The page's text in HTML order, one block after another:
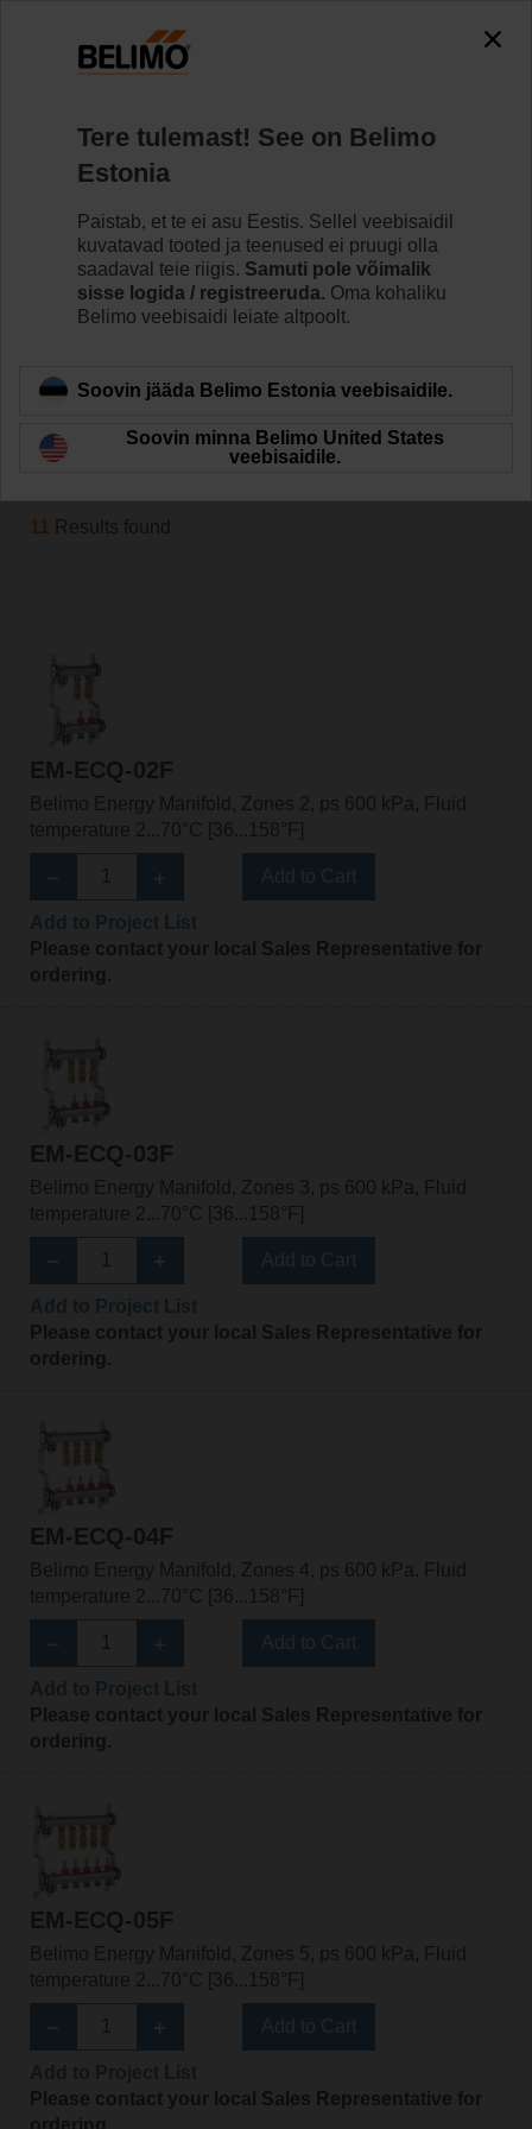
Energiakollektor
Belimo energiakollektor võimaldab usaldusväärset
Üksikute tsoonide juhtimiseks kasutatakse tõestatud
Belimo kuulventiiltehnoloogiat. Nende ventiilide
motoriseerimiseks on saadaval kogu CQ-seeria
ajamivalik, mis võimaldab erinevaid juhtimistüüpe.
Filter by
11 Results found
EM-ECQ-02F
Belimo Energy Manifold, Zones 2, ps 600 kPa, Fluid
temperature 2...70°C [36...158°F]
Please contact your local Sales Representative for
ordering.
EM-ECQ-03F
Belimo Energy Manifold, Zones 3, ps 600 kPa, Fluid
temperature 2...70°C [36...158°F]
Please contact your local Sales Representative for
ordering.
EM-ECQ-04F
Belimo Energy Manifold, Zones 4, ps 600 kPa, Fluid
temperature 2...70°C [36...158°F]
Please contact your local Sales Representative for
ordering.
EM-ECQ-05F
Belimo Energy Manifold, Zones 5, ps 600 kPa, Fluid
temperature 2...70°C [36...158°F]
Please contact your local Sales Representative for
ordering.
Tere tulemast! See on Belimo
Estonia
Paistab, et te ei asu Eestis. Sellel veebisaidil
kuvatavad tooted ja teenused ei pruugi olla
saadaval teie riigis. Samuti pole võimalik
sisse logida / registreeruda. Oma kohaliku
Belimo veebisaidi leiate altpoolt.
Soovin jääda Belimo Estonia veebisaidile.
Soovin minna Belimo United States
veebisaidile.